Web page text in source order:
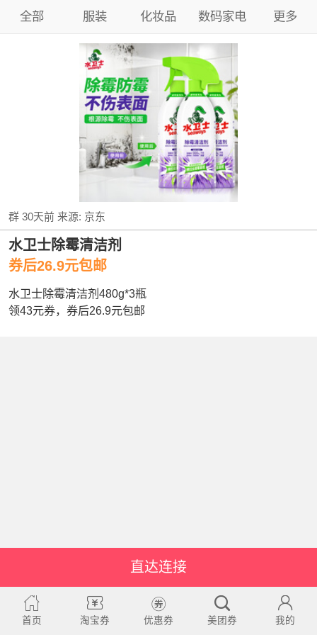
全部 服装 化妆品 数码家电 更多
群 30天前来源: 京东
水卫士除霉清洁剂
券后26.9元包邮
水卫士除霉清洁剂480g*3瓶
领43元券，券后26.9元包邮
直达连接
首页 淘宝券 优惠券 美团券 我的